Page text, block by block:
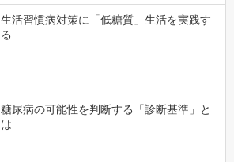
生活習慣病対策に「低糖質」生活を実践す
る
糖尿病の可能性を判断する「診断基準」と
は